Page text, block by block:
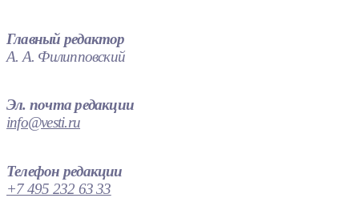
Главный редактор
А. А. Филипповский
Эл. почта редакции
info@vesti.ru
Телефон редакции
+7 495 232 63 33